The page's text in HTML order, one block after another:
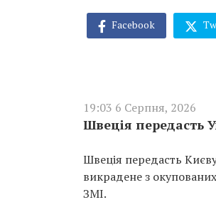
Facebook
19:03 6 Серпня, 2026
Швеція передасть
Швеція передасть
викрадене з
ЗМІ.